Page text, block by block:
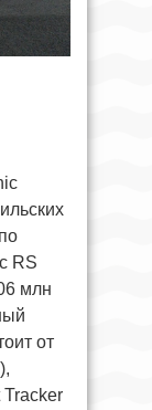
RS
млн
от